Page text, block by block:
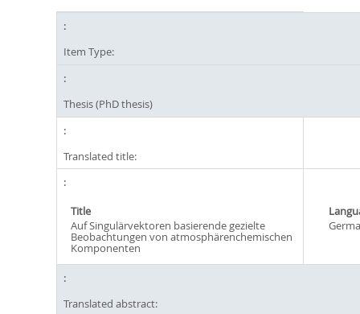
Item Type:
Thesis (PhD thesis)
Translated title:
Title
Auf Singulärvektoren basierende gezielte
Beobachtungen von atmosphärenchemischen
Komponenten
Translated abstract: